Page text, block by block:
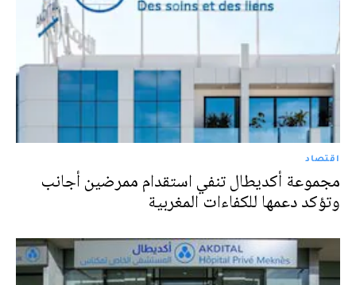
اقتصاد
مجموعة أكديطال تنفي استقدام ممرضين أجانب
وتؤكد دعمها للكفاءات المغربية